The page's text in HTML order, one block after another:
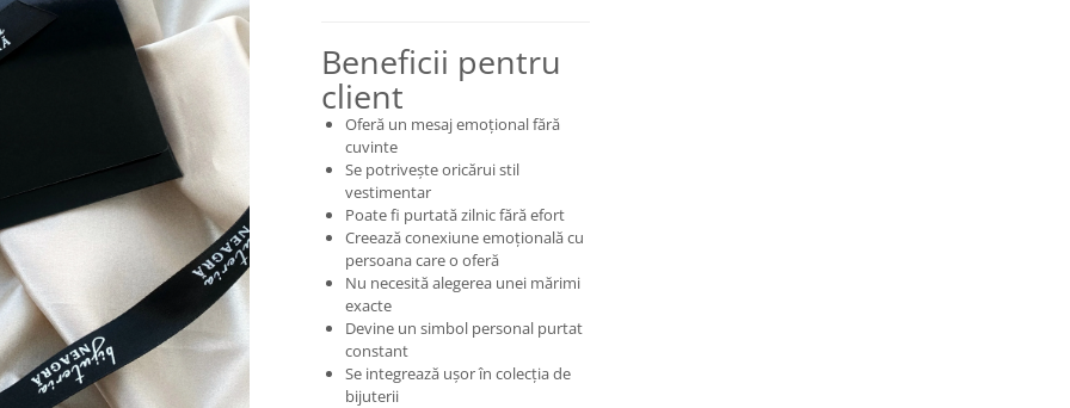
Beneficii pentru
client
Oferă un mesaj emoțional fără
cuvinte
Se potrivește oricărui stil
vestimentar
Poate fi purtată zilnic fără efort
Creează conexiune emoțională cu
persoana care o oferă
Nu necesită alegerea unei mărimi
exacte
Devine un simbol personal purtat
constant
Se integrează ușor în colecția de
bijuterii